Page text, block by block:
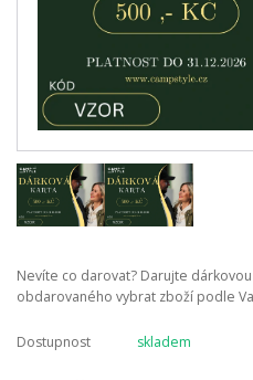
Nevíte co darovat? Darujte
obdarovaného vybrat zboží podle
Dostupnost skladem